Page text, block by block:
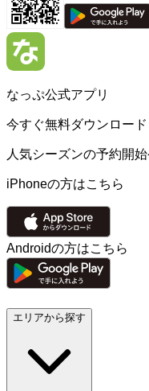
なっぷ公式アプリ
今すぐ無料ダウンロード
人気シーズンの予約開
iPhoneの方はこちら
Androidの方はこちら
エリアから探す